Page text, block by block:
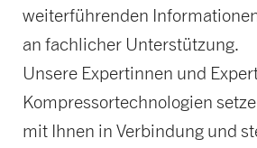
weiterführenden
an fachlicher Unterstützung.
Unsere Expertinnen und
Kompressortechnologien
mit Ihnen in Verbindung und